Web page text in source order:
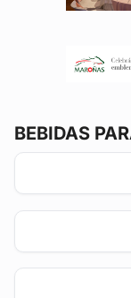
BEBIDAS